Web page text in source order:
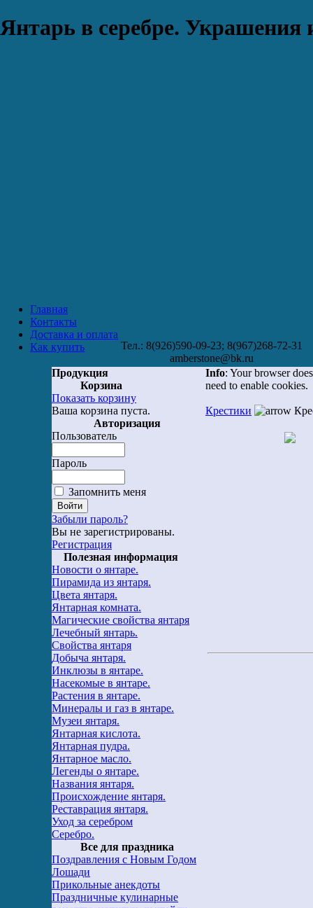
Янтарь в серебре. Украшения
Главная
Контакты
Доставка и оплата
Как купить
Тел.: 8(926)590-09-23; 8(967)268-72-31
amberstone@bk.ru
Продукция
Корзина
Показать корзину
Ваша корзина пуста.
Авторизация
Пользователь
Пароль
Запомнить меня
Забыли пароль?
Вы не зарегистрированы.
Регистрация
Полезная информация
Новости о янтаре.
Пирамида из янтаря.
Цвета янтаря.
Янтарная комната.
Магические свойства янтаря
Лечебный янтарь.
Свойства янтаря
Добыча янтаря.
Инклюзы в янтаре.
Насекомые в янтаре.
Растения в янтаре.
Минералы и газ в янтаре.
Музеи янтаря.
Янтарная кислота.
Янтарная пудра.
Янтарное масло.
Легенды о янтаре.
Названия янтаря.
Происхождение янтаря.
Реставрация янтаря.
Уход за серебром
Серебро.
Все для праздника
Поздравления с Новым Годом
Лошади
Прикольные анекдоты
Праздничные кулинарные
Info: Your browser
need to enable cookies.
Крестики